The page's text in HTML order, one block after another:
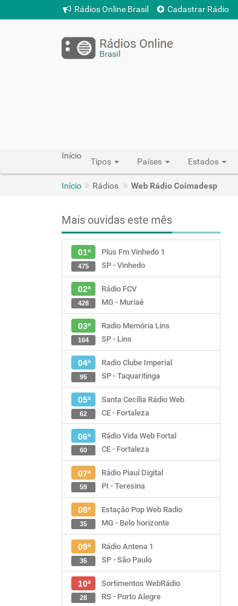
Rádios Online Brasil Cadastrar Rádio
Início
Tipos Países Estados
Início Rádios Web Rádio Coimadesp
Mais ouvidas este mês
01ª
Plus Fm Vinhedo 1
SP - Vinhedo
475
02ª
Rádio FCV
MG - Muriaé
428
03ª
Radio Memória Lins
SP - Lins
164
04ª
Radio Clube Imperial
SP - Taquaritinga
95
05ª
Santa Cecília Rádio Web
CE - Fortaleza
62
06ª
Rádio Vida Web Fortal
CE - Fortaleza
60
07ª
Rádio Piauí Digital
PI - Teresina
59
08ª
Estação Pop Web Radio
MG - Belo horizonte
35
09ª
Rádio Antena 1
SP - São Paulo
35
10ª
Sortimentos WebRádio
RS - Porto Alegre
28